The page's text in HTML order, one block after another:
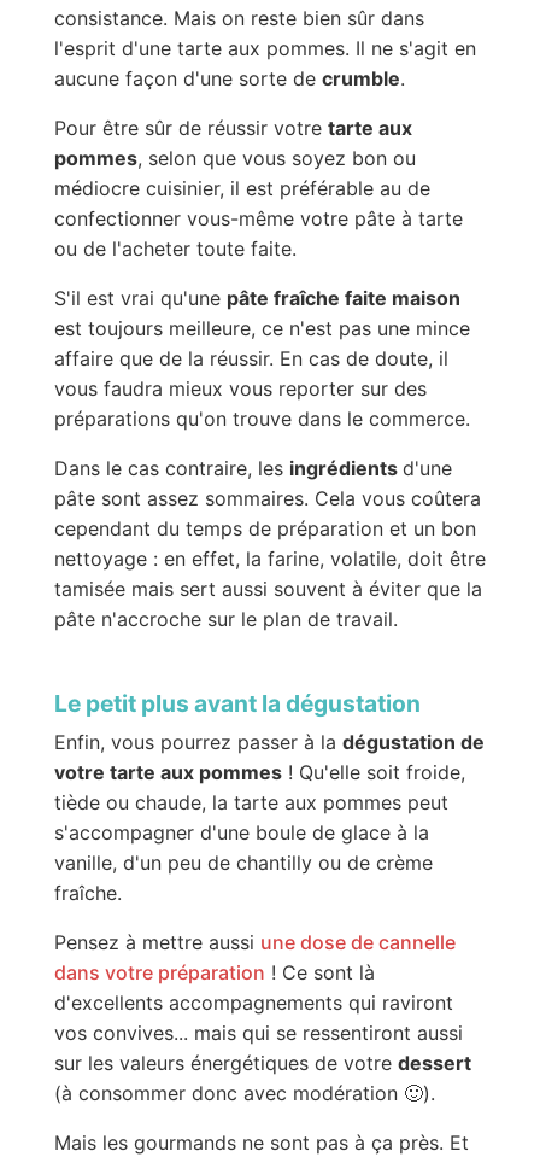
consistance. Mais on reste bien sûr dans
l'esprit d'une tarte aux pommes. Il ne s'agit en
aucune façon d'une sorte de crumble.
Pour être sûr de réussir votre tarte aux
pommes, selon que vous soyez bon ou
médiocre cuisinier, il est préférable au de
confectionner vous-même votre pâte à tarte
ou de l'acheter toute faite.
S'il est vrai qu'une pâte fraîche faite maison
est toujours meilleure, ce n'est pas une mince
affaire que de la réussir. En cas de doute, il
vous faudra mieux vous reporter sur des
préparations qu'on trouve dans le commerce.
Dans le cas contraire, les ingrédients d'une
pâte sont assez sommaires. Cela vous coûtera
cependant du temps de préparation et un bon
nettoyage : en effet, la farine, volatile, doit être
tamisée mais sert aussi souvent à éviter que la
pâte n'accroche sur le plan de travail.
Le petit plus avant la dégustation
Enfin, vous pourrez passer à la dégustation de
votre tarte aux pommes! Qu'elle soit froide,
tiède ou chaude, la tarte aux pommes peut
s'accompagner d'une boule de glace à la
vanille, d'un peu de chantilly ou de crème
fraîche.
Pensez à mettre aussi une dose de cannelle
dans votre préparation ! Ce sont là
d'excellents accompagnements qui raviront
vos convives... mais qui se ressentiront aussi
sur les valeurs énergétiques de votre dessert
(à consommer donc avec modération 🙂).
Mais les gourmands ne sont pas à ça près. Et